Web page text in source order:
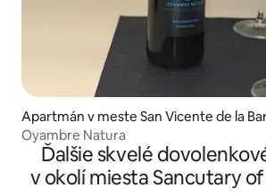
Apartmán v meste San Vicente de la
Oyambre Natura
Ďalšie skvelé
v okolí miesta Sancutary